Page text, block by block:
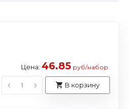
Цена: 46.85 руб/набор
В корзину